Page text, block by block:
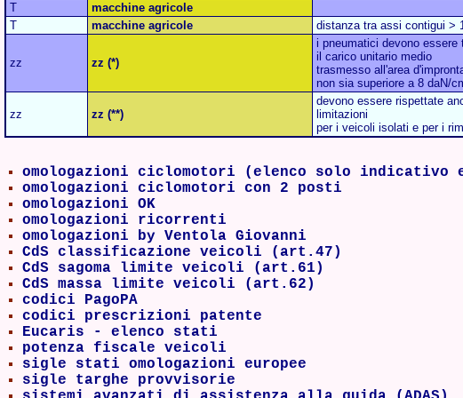
T
macchine agricole
T
macchine agricole distanza tra assi contigui >
zz zz (*)
i pneumatici devono essere
il carico unitario medio
trasmesso all'area
non sia superiore a 8 daN/
zz zz (**)
devono essere rispettate
limitazioni
per i veicoli isolati e per i
omologazioni ciclomotori (elenco solo indicativo
omologazioni ciclomotori con 2 posti
omologazioni OK
omologazioni ricorrenti
omologazioni by Ventola Giovanni
CdS classificazione veicoli (art.47)
CdS sagoma limite veicoli (art.61)
CdS massa limite veicoli (art.62)
codici PagoPA
codici prescrizioni patente
Eucaris - elenco stati
potenza fiscale veicoli
sigle stati omologazioni europee
sigle targhe provvisorie